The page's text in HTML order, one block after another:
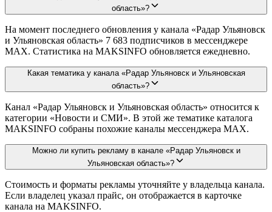
область»?
На момент последнего обновления у канала «Радар Ульяновск
и Ульяновская область» 7 683 подписчиков в мессенджере
MAX. Статистика на MAKSINFO обновляется ежедневно.
Какая тематика у канала «Радар Ульяновск и Ульяновская
область»?
Канал «Радар Ульяновск и Ульяновская область» относится к
категории «Новости и СМИ». В этой же тематике каталога
MAKSINFO собраны похожие каналы мессенджера MAX.
Можно ли купить рекламу в канале «Радар Ульяновск и
Ульяновская область»?
Стоимость и форматы рекламы уточняйте у владельца канала.
Если владелец указал прайс, он отображается в карточке
канала на MAKSINFO.